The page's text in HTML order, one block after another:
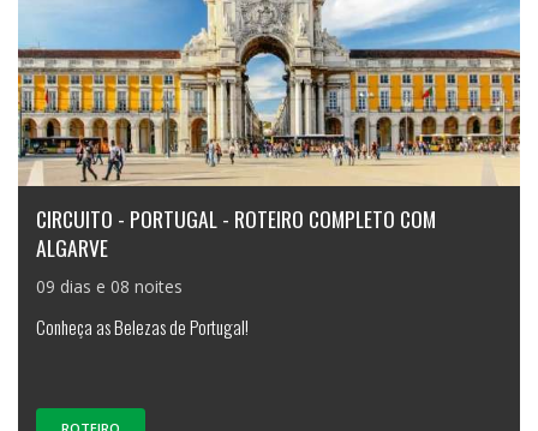
CIRCUITO - PORTUGAL - ROTEIRO COMPLETO COM
ALGARVE
09 dias e 08 noites
Conheça as Belezas de Portugal!